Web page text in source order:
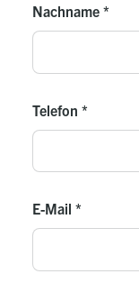
Nachname *
Telefon *
E-Mail *